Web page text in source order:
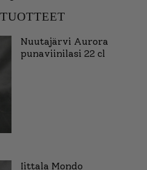
Nuutajärvi Aurora
punaviinilasi 22 cl
Iittala Mondo